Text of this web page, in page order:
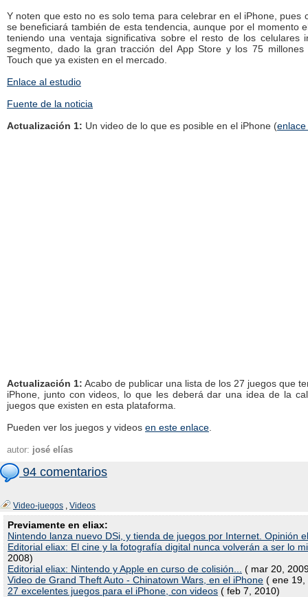
Y noten que esto no es solo tema para celebrar en el iPhone, pues
se beneficiará también de esta tendencia, aunque por el momento
teniendo una ventaja significativa sobre el resto de los celulares
segmento, dado la gran tracción del App Store y los 75 millones
Touch que ya existen en el mercado.
Enlace al estudio
Fuente de la noticia
Actualización 1: Un video de lo que es posible en el iPhone (enlace
Actualización 1: Acabo de publicar una lista de los 27 juegos que
iPhone, junto con videos, lo que les deberá dar una idea de la
juegos que existen en esta plataforma.
Pueden ver los juegos y videos en este enlace
autor: josé elías
94 comentarios
Video-juegos , Videos
Previamente en eliax:
Nintendo lanza nuevo DSi, y tienda de juegos por Internet. Opinión
Editorial eliax: El cine y la fotografía digital nunca volverán a ser lo
2008)
Editorial eliax: Nintendo y Apple en curso de colisión...
( mar 20,
Video de Grand Theft Auto - Chinatown Wars, en el iPhone ( ene 19,
27 excelentes juegos para el iPhone, con videos ( feb 7, 2010)